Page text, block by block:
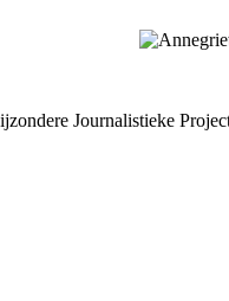
Journalistieke